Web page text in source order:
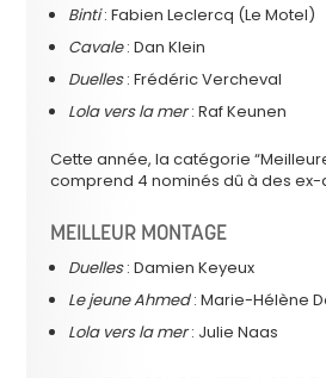
Binti: Fabien Leclercq (Le Motel)
Cavale: Dan Klein
Duelles: Frédéric Vercheval
Lola vers la mer: Raf Keunen
Cette année, la catégorie
comprend 4 nominés dû à des
MEILLEUR MONTAGE
Duelles: Damien Keyeux
Le jeune Ahmed: Marie-Hélène
Lola vers la mer: Julie Naas